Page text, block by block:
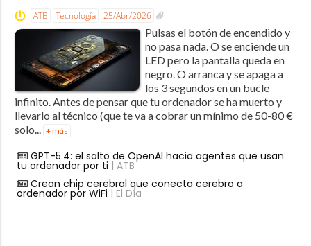
ATB Tecnología 25/Abr/2026
Pulsas el botón de encendido y
no pasa nada. O se enciende un
LED pero la pantalla queda en
negro. O arranca y se apaga a
los 3 segundos en un bucle
infinito. Antes de pensar que tu ordenador se ha muerto y
llevarlo al técnico (que te va a cobrar un mínimo de 50-80 €
solo... + más
GPT-5.4: el salto de OpenAI hacia agentes que usan
tu ordenador por ti | ATB
Crean chip cerebral que conecta cerebro a
ordenador por WiFi | El Día